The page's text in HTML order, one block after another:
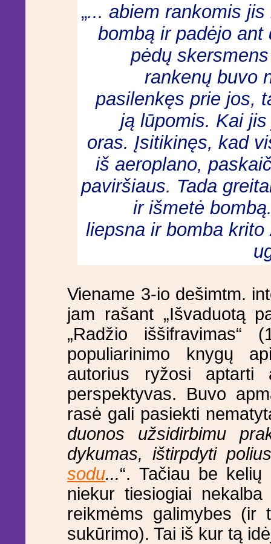
„... abiem rankomis
bombą ir padėjo
pėdų
rankenų buvo
pasilenkęs prie jos,
ją lūpomis. Kai
oras. Įsitikinęs, kad
iš aeroplano,
paviršiaus. Tada
ir išmetė
liepsna ir bomba
Viename 3-io dešimtm.
jam rašant „Išvaduotą
„Radžio iššifravimas“
populiarinimo knygų
autorius ryžosi aptarti
perspektyvas. Buvo
rasė gali pasiekti
duonos užsidirbimu
dykumas, ištirpdyti
sodu...“. Tačiau be
niekur tiesiogiai
reikmėms galimybes (ir
sukūrimo). Tai iš kur tą